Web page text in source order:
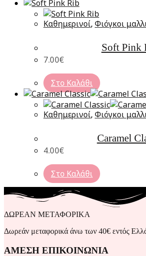
Καθημερινοί, Φιόγκοι
Soft Pink
7.00€
Στο Καλάθι
Καθημερινοί, Φιόγκοι
Caramel
4.00€
Στο Καλάθι
ΔΩΡΕΑΝ ΜΕΤΑΦΟΡΙΚΑ
Δωρεάν μεταφορικά άνω των 40€ εντός
ΑΜΕΣΗ ΕΠΙΚΟΙΝΩΝΙΑ